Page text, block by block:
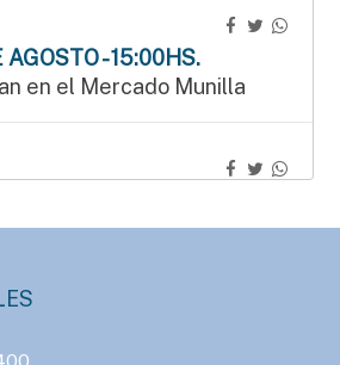
- 15:00HS.
en el Mercado Munilla
2026 de ajedrez blitz
AGOSTO - 14:00HS.